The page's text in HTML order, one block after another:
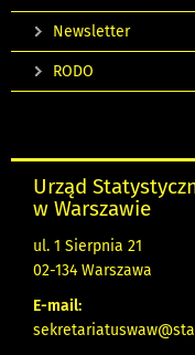
Newsletter
RODO
Urząd
w Warszawie
ul. 1 Sierpnia 21
02-134 Warszawa
E-mail: